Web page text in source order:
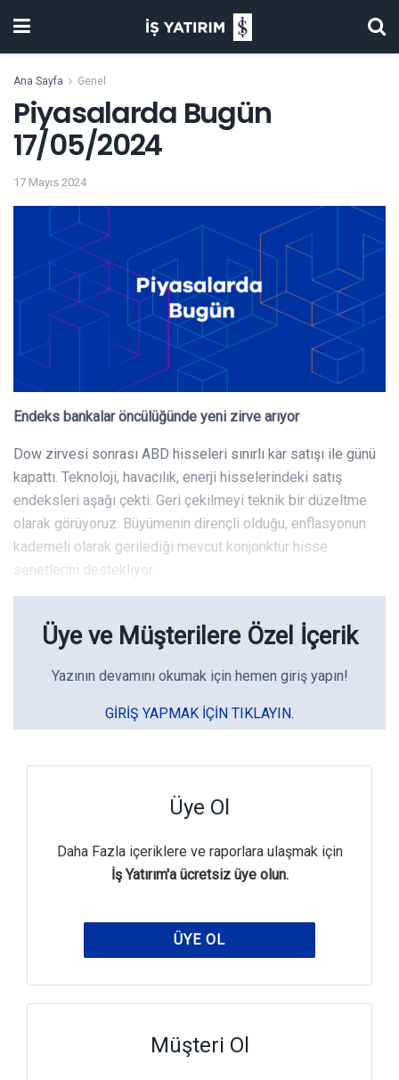
Ana Sayfa Genel
Piyasalarda Bugün
17/05/2024
17 Mayıs 2024
Endeks bankalar öncülüğünde yeni zirve arıyor
Dow zirvesi sonrası ABD hisseleri sınırlı kar satışı ile günü
kapattı. Teknoloji, havacılık, enerji hisselerindeki satış
endeksleri aşağı çekti. Geri çekilmeyi teknik bir düzeltme
olarak görüyoruz. Büyümenin dirençli olduğu, enflasyonun
kademeli olarak gerilediği mevcut konjonktür hisse
senetlerini destekliyor.
Üye ve Müşterilere Özel İçerik
Yazının devamını okumak için hemen giriş yapın!
GIRIŞ YAPMAK IÇIN TIKLAYIN.
Üye Ol
Daha Fazla içeriklere ve raporlara ulaşmak için
İş Yatırım'a ücretsiz üye olun.
ÜYE OL
Müşteri Ol